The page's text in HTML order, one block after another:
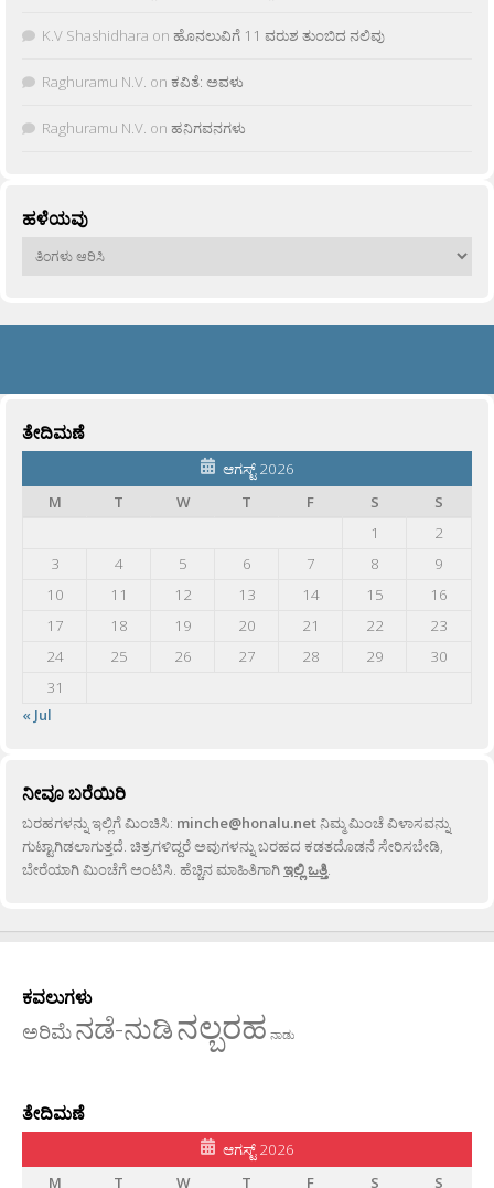
K.V Shashidhara on ಹೊನಲುವಿಗೆ 11 ವರುಶ ತುಂಬಿದ ನಲಿವು
Raghuramu N.V. on ಕವಿತೆ: ಅವಳು
Raghuramu N.V. on ಹನಿಗವನಗಳು
ಹಳೆಯವು
ಹಳೆಯವು
ತೇದಿಮಣೆ
ಆಗಸ್ಟ್ 2026
M
T W T F S
S
1
2
3
4 5 6 7 8
9
10
11 12 13 14 15
16
17
18 19 20 21 22
23
24
25 26 27 28 29
30
31
« Jul
ನೀವೂ ಬರೆಯಿರಿ
ಬರಹಗಳನ್ನು ಇಲ್ಲಿಗೆ ಮಿಂಚಿಸಿ: minche@honalu.netನಿಮ್ಮ ಮಿಂಚೆ ವಿಳಾಸವನ್ನು
ಗುಟ್ಟಾಗಿಡಲಾಗುತ್ತದೆ. ಚಿತ್ರಗಳಿದ್ದರೆ ಅವುಗಳನ್ನು ಬರಹದ ಕಡತದೊಡನೆ ಸೇರಿಸಬೇಡಿ,
ಬೇರೆಯಾಗಿ ಮಿಂಚೆಗೆ ಅಂಟಿಸಿ. ಹೆಚ್ಚಿನ ಮಾಹಿತಿಗಾಗಿಇಲ್ಲಿ ಒತ್ತಿ.
ಕವಲುಗಳು
ಅರಿಮೆನಡೆ-ನುಡಿನಲ್ಬರಹ ನಾಡು
ತೇದಿಮಣೆ
ಆಗಸ್ಟ್ 2026
M
T W T F S S